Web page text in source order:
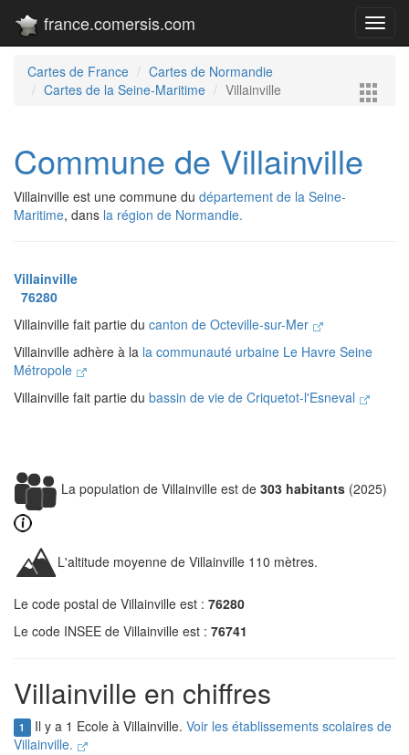
france.comersis.com
Cartes de France
Cartes de Normandie
Cartes de la Seine-Maritime
Villainville
Commune de Villainville
Villainville est une commune du département de la Seine-
Maritime, dans la région de Normandie.
Villainville
76280
Villainville fait partie du canton de Octeville-sur-Mer
Villainville adhère à la la communauté urbaine Le Havre Seine
Métropole
Villainville fait partie du bassin de vie de Criquetot-l'Esneval
La population de Villainville est de 303 habitants (2025)
L'altitude moyenne de Villainville 110 mètres.
Le code postal de Villainville est : 76280
Le code INSEE de Villainville est : 76741
Villainville en chiffres
1 Il y a 1 Ecole à Villainville. Voir les établissements scolaires de
Villainville.